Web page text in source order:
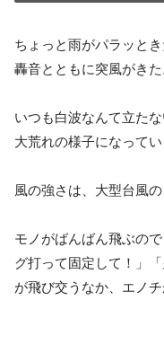
ちょっと雨がパラッと
轟音とともに突風がきた
いつも白波なんて立た
大荒れの様子になってい
風の強さは、大型台風の
モノがばんばん飛ぶの
グ打って固定して！」
が飛び交うなか、エノ